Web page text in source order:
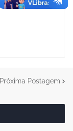
Próxima Postagem